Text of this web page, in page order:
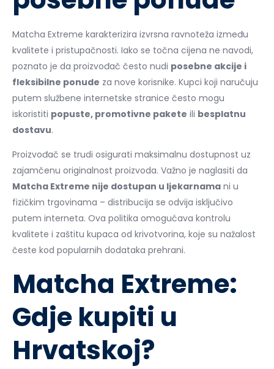
Matcha Extreme karakterizira izvrsna ravnoteža između
kvalitete i pristupačnosti. Iako se točna cijena ne navodi,
poznato je da proizvođač često nudi posebne akcije i
fleksibilne ponude za nove korisnike. Kupci koji naručuju
putem službene internetske stranice često mogu
iskoristiti popuste, promotivne pakete ili besplatnu
dostavu.
Proizvođač se trudi osigurati maksimalnu dostupnost uz
zajamčenu originalnost proizvoda. Važno je naglasiti da
Matcha Extreme nije dostupan u ljekarnama ni u
fizičkim trgovinama – distribucija se odvija isključivo
putem interneta. Ova politika omogućava kontrolu
kvalitete i zaštitu kupaca od krivotvorina, koje su nažalost
česte kod popularnih dodataka prehrani.
Matcha Extreme:
Gdje kupiti u
Hrvatskoj?